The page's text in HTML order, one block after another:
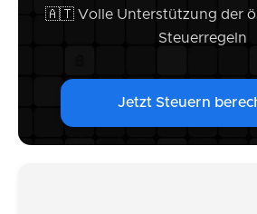
🇦🇹 Volle Unterstützung der
Steuerregeln
Jetzt Steuern